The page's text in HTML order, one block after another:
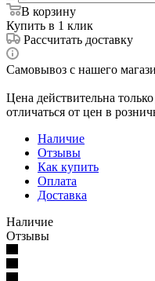
В корзину
Купить в 1 клик
Рассчитать доставку
Самовывоз с нашего
Цена действительна
отличаться от цен в
Наличие
Отзывы
Как купить
Оплата
Доставка
Наличие
Отзывы